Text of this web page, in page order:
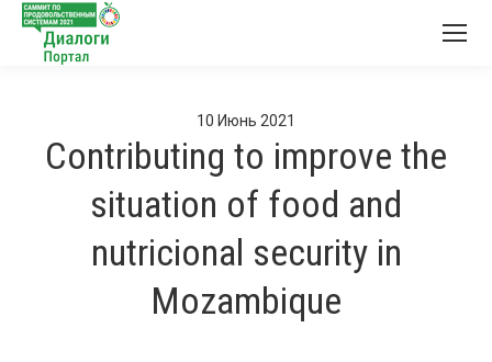
10 Июнь 2021
Contributing to improve the
situation of food and
nutricional security in
Mozambique